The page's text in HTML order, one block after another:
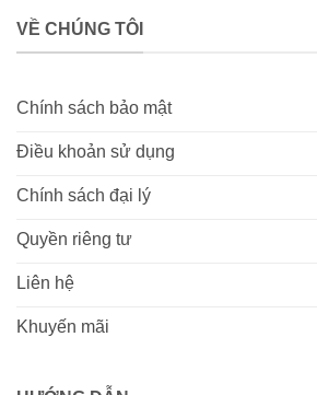
VỀ CHÚNG TÔI
Chính sách bảo mật
Điều khoản sử dụng
Chính sách đại lý
Quyền riêng tư
Liên hệ
Khuyến mãi